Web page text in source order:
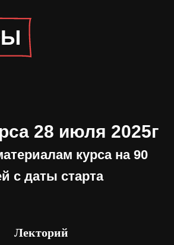
28 июля 2025г
курса на 90
с даты старта
Лекторий